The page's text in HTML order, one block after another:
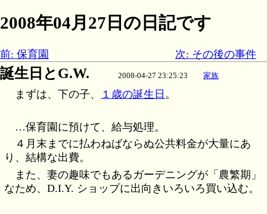
2008年04月27日の日記です
前: 保育園 次: その後の事件
誕生日とG.W. 2008-04-27 23:25:23 家族
まずは、下の子、 １歳の誕生日 。
…保育園に預けて、給与処理。
４月末までに払わねばならぬ公共料金が大量にあ
り、結構な出費。
また、妻の趣味でもあるガーデニングが「農繁期」
なため、D.I.Y. ショップに出向きいろいろ買い込む。